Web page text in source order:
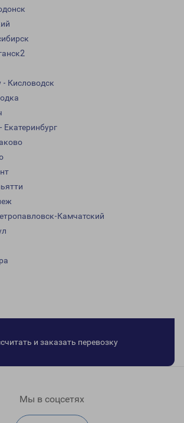
Кисловодск
Екатеринбург
Камчатский
и заказать перевозку
Мы в соцсетях